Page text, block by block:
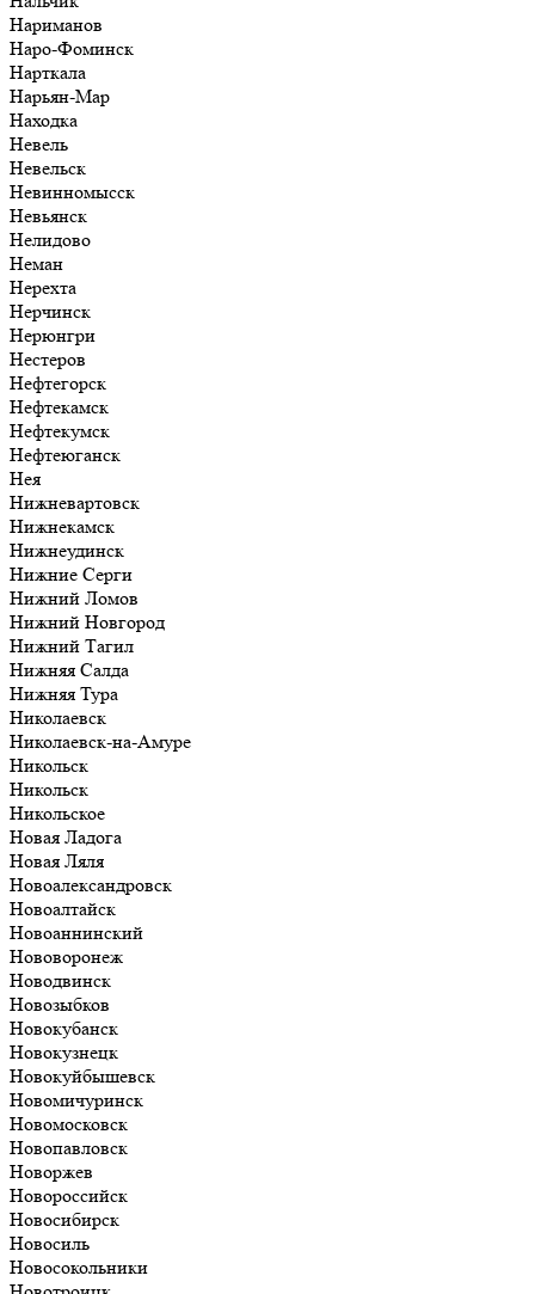
Нариманов
Наро-Фоминск
Нарткала
Нарьян-Мар
Находка
Невель
Невельск
Невинномысск
Невьянск
Нелидово
Неман
Нерехта
Нерчинск
Нерюнгри
Нестеров
Нефтегорск
Нефтекамск
Нефтекумск
Нефтеюганск
Нея
Нижневартовск
Нижнекамск
Нижнеудинск
Нижние Серги
Нижний Ломов
Нижний Новгород
Нижний Тагил
Нижняя Салда
Нижняя Тура
Николаевск
Николаевск-на-Амуре
Никольск
Никольск
Никольское
Новая Ладога
Новая Ляля
Новоалександровск
Новоалтайск
Новоаннинский
Нововоронеж
Новодвинск
Новозыбков
Новокубанск
Новокузнецк
Новокуйбышевск
Новомичуринск
Новомосковск
Новопавловск
Новоржев
Новороссийск
Новосибирск
Новосиль
Новосокольники